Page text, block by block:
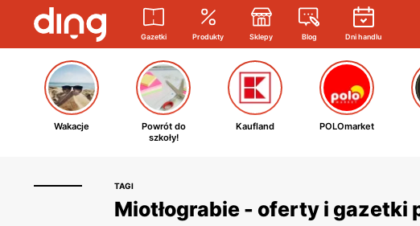
Gazetki Produkty Sklepy Blog Dni handlu
Wakacje
Powrót do
szkoły!
Kaufland POLOmarket
TAGI
Miotłograbie - oferty i gazetki